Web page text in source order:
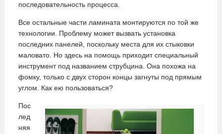
последовательность процесса.
Все остальные части ламината монтируются по той же
технологии. Проблему может вызвать установка
последних панелей, поскольку места для их стыковки
маловато. Но здесь на помощь приходит специальный
инструмент под названием струбцина. Она похожа на
фомку, только с двух сторон концы загнуты под прямым
углом. Как ею пользоваться?
Пос
лед
няя